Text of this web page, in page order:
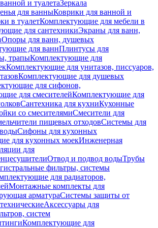
и туалетаЗеркала
для ванныКоврики для ванной и
в туалетКомплектующие для мебели в
для сантехникиЭкраны для ванн,
Опоры для ванн, душевых
для ваннПлинтусы для
трапыКомплектующие для
Комплектующие для унитазов, писсуаров,
Комплектующие для душевых
для сифонов,
для смесителейКомплектующие для
Сантехника для кухниКухонные
со смесителямиСмесители для
пищевых отходовСистемы для
Сифоны для кухонных
для кухонных моекИнженерная
для
Отвод и подвод водыТрубы
фильтры, системы
для радиаторов,
Монтажные комплекты для
арматураСистемы защиты от
Аксессуары для
систем
Комплектующие для